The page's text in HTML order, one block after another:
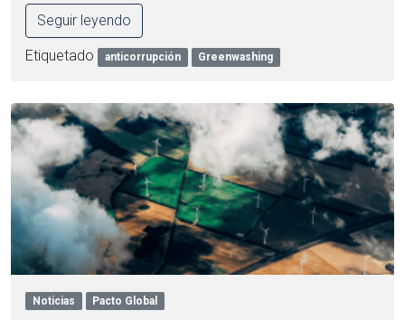
Seguir leyendo
Etiquetado anticorrupción Greenwashing
Noticias Pacto Global